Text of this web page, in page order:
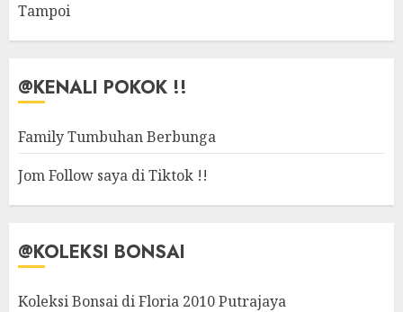
Tampoi
@KENALI POKOK !!
Family Tumbuhan Berbunga
Jom Follow saya di Tiktok !!
@KOLEKSI BONSAI
Koleksi Bonsai di Floria 2010 Putrajaya